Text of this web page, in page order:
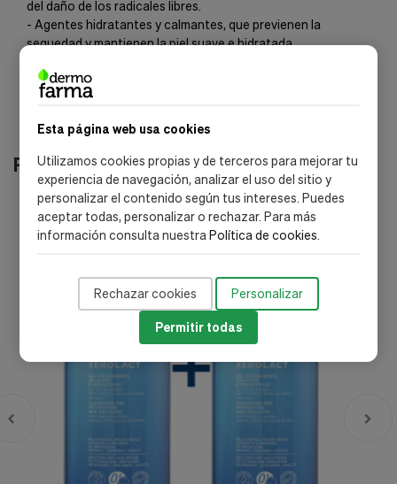
Esta página web usa cookies
Utilizamos cookies propias y de terceros para mejorar tu
experiencia de navegación, analizar el uso del sitio y
personalizar el contenido según tus intereses. Puedes
aceptar todas, personalizar o rechazar. Para más
información consulta nuestraPolítica de cookies.
Rechazar cookies Personalizar
Permitir todas
del daño de los radicales libres.
- Agentes hidratantes y calmantes, que previenen la
sequedad y mantienen la piel suave e hidratada.
Productos relacionados
-20%